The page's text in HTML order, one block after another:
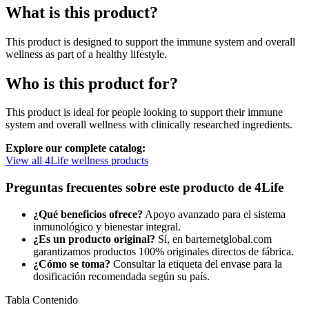
What is this product?
This product is designed to support the immune system and overall
wellness as part of a healthy lifestyle.
Who is this product for?
This product is ideal for people looking to support their immune
system and overall wellness with clinically researched ingredients.
Explore our complete catalog:
View all 4Life wellness products
Preguntas frecuentes sobre este producto de 4Life
¿Qué beneficios ofrece? Apoyo avanzado para el sistema
inmunológico y bienestar integral.
¿Es un producto original? Sí, en barternetglobal.com
garantizamos productos 100% originales directos de fábrica.
¿Cómo se toma? Consultar la etiqueta del envase para la
dosificación recomendada según su país.
Tabla Contenido